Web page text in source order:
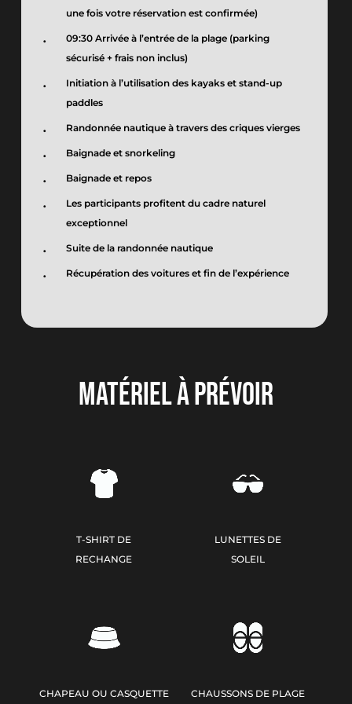
une fois votre réservation est confirmée)
09:30 Arrivée à l’entrée de la plage (parking
sécurisé + frais non inclus)
Initiation à l’utilisation des kayaks et stand-up
paddles
Randonnée nautique à travers des criques vierges
Baignade et snorkeling
Baignade et repos
Les participants profitent du cadre naturel
exceptionnel
Suite de la randonnée nautique
Récupération des voitures et fin de l’expérience
MATÉRIEL À PRÉVOIR
T-SHIRT DE
RECHANGE
CHAPEAU OU CASQUETTE
LUNETTES DE
SOLEIL
CHAUSSONS DE PLAGE